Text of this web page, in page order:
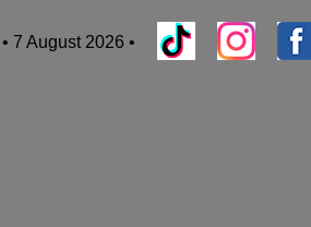
• 7 August 2026 •